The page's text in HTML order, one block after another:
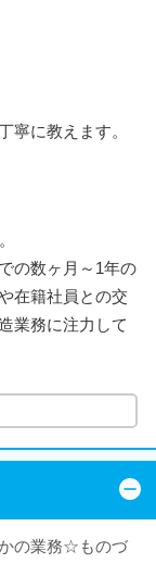
寧に教えます。
の数ヶ月～1年の
在籍社員との交
業務に注力して
の業務☆ものづ